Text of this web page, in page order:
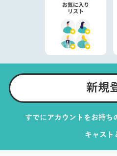
新規
すでにアカウントをお持ち
キャスト